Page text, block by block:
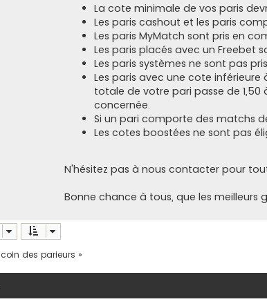
La cote minimale de vos paris
Les paris cashout et les paris
Les paris MyMatch sont pris en
Les paris placés avec un Freebet
Les paris systèmes ne sont pas
Les paris avec une cote inférieure
totale de votre pari passe de 1,50
concernée.
Si un pari comporte des matchs
Les cotes boostées ne sont pas
N'hésitez pas à nous contacter pour
Bonne chance à tous, que les meilleurs
coin des parieurs »